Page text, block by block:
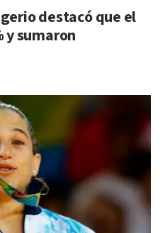
destacó que el
y sumaron